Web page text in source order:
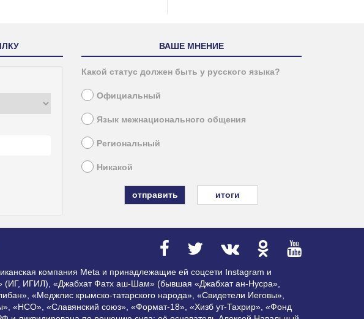
ВАШЕ МНЕНИЕ
Какой статус должен быть у русского языка?
Официальный
Язык межнационального общения
Региональный
Никакой
итоги
компания Meta и принадлежащие ей соцсети Instagram и
(ИГ, ИГИЛ), «Джабхат Фатх аш-Шам» (бывшая «Джабхат ан-Нусра»,
«Меджлис крымско-татарского народа», «Свидетели Иеговы»,
«НСО», «Славянский союз», «Формат-18», «Хизб ут-Тахрир», «Фонд